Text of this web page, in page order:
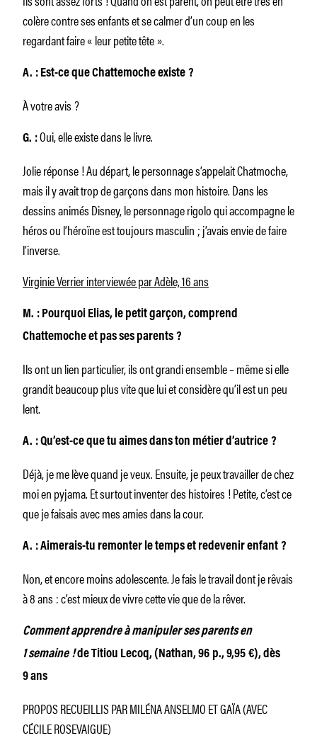
colère contre ses enfants et se calmer d’un coup en les
regardant faire « leur petite tête ».
A. : Est-ce que Chattemoche existe ?
À votre avis ?
G. :Oui, elle existe dans le livre.
Jolie réponse ! Au départ, le personnage s’appelait Chatmoche,
mais il y avait trop de garçons dans mon histoire. Dans les
dessins animés Disney, le personnage rigolo qui accompagne le
héros ou l’héroïne est toujours masculin ; j’avais envie de faire
l’inverse.
Virginie Verrier interviewée par Adèle, 16 ans
M. : Pourquoi Elias, le petit garçon, comprend
Chattemoche et pas ses parents ?
Ils ont un lien particulier, ils ont grandi ensemble – même si elle
grandit beaucoup plus vite que lui et considère qu’il est un peu
lent.
A. : Qu’est-ce que tu aimes dans ton métier d’autrice ?
Déjà, je me lève quand je veux. Ensuite, je peux travailler de chez
moi en pyjama. Et surtout inventer des histoires ! Petite, c’est ce
que je faisais avec mes amies dans la cour.
A. : Aimerais-tu remonter le temps et redevenir enfant ?
Non, et encore moins adolescente. Je fais le travail dont je rêvais
à 8 ans : c’est mieux de vivre cette vie que de la rêver.
Comment apprendre à manipuler ses parents en
1 semaine !de Titiou Lecoq, (Nathan, 96 p., 9,95 €), dès
9 ans
PROPOS RECUEILLIS PAR MILÉNA ANSELMO ET GAÏA (AVEC
CÉCILE ROSEVAIGUE)